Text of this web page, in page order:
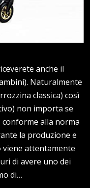
anche il
Naturalmente
classica) così
non importa se
alla norma
la produzione e
viene attentamente
di avere uno dei
di…